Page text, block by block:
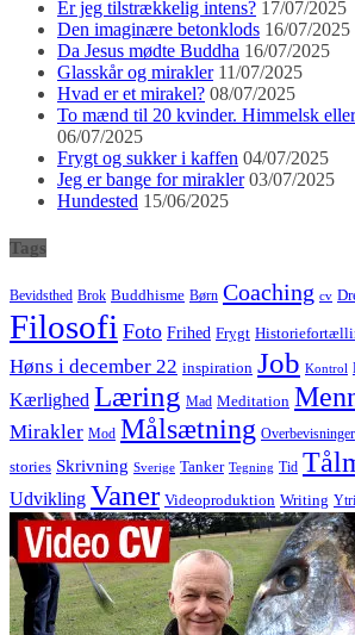
Er jeg tilstrækkelig intens? 17/07/2025
Den imaginære betonklods 16/07/2025
Da Jesus mødte Buddha 16/07/2025
Glasskår og mirakler 11/07/2025
Hvad er et mirakel? 08/07/2025
To mænd til 20 kvinder. Himmelsk
06/07/2025
Frygt og sukker i kaffen 04/07/2025
Jeg er bange for mirakler 03/07/2025
Hundested 15/06/2025
Tags
Bevidsthed Brok Buddhisme Børn Coaching cv
Filosofi Foto Frihed Frygt
Høns i december 22 inspiration Job Kontrol
Kærlighed Læring Mad Meditation
Mirakler Mod Målsætning Overbevisninger
stories Skrivning Sverige Tanker Tegning Tid
Udvikling Vaner Videoproduktion Writing